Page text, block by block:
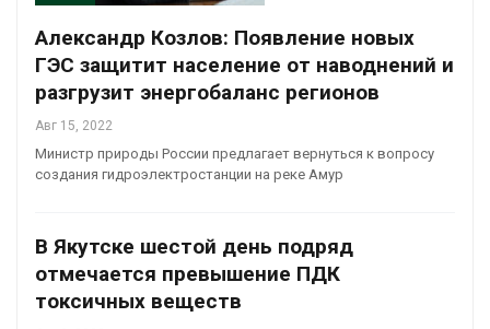
Александр Козлов: Появление новых
ГЭС защитит население от наводнений и
разгрузит энергобаланс регионов
Авг 15, 2022
Министр природы России предлагает вернуться к вопросу
создания гидроэлектростанции на реке Амур
В Якутске шестой день подряд
отмечается превышение ПДК
токсичных веществ